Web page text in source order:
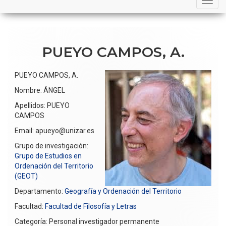
navigation
PUEYO CAMPOS, A.
PUEYO CAMPOS, A.
Nombre: ÁNGEL
Apellidos: PUEYO
CAMPOS
Email: apueyo@unizar.es
Grupo de investigación:
Grupo de Estudios en
Ordenación del Territorio
(GEOT)
Departamento: Geografía y Ordenación del Territorio
Facultad: Facultad de Filosofía y Letras
Categoría: Personal investigador permanente